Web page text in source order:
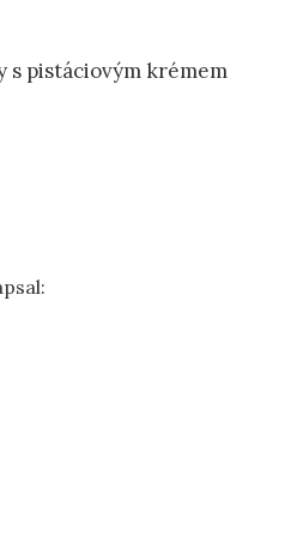
s pistáciovým krémem